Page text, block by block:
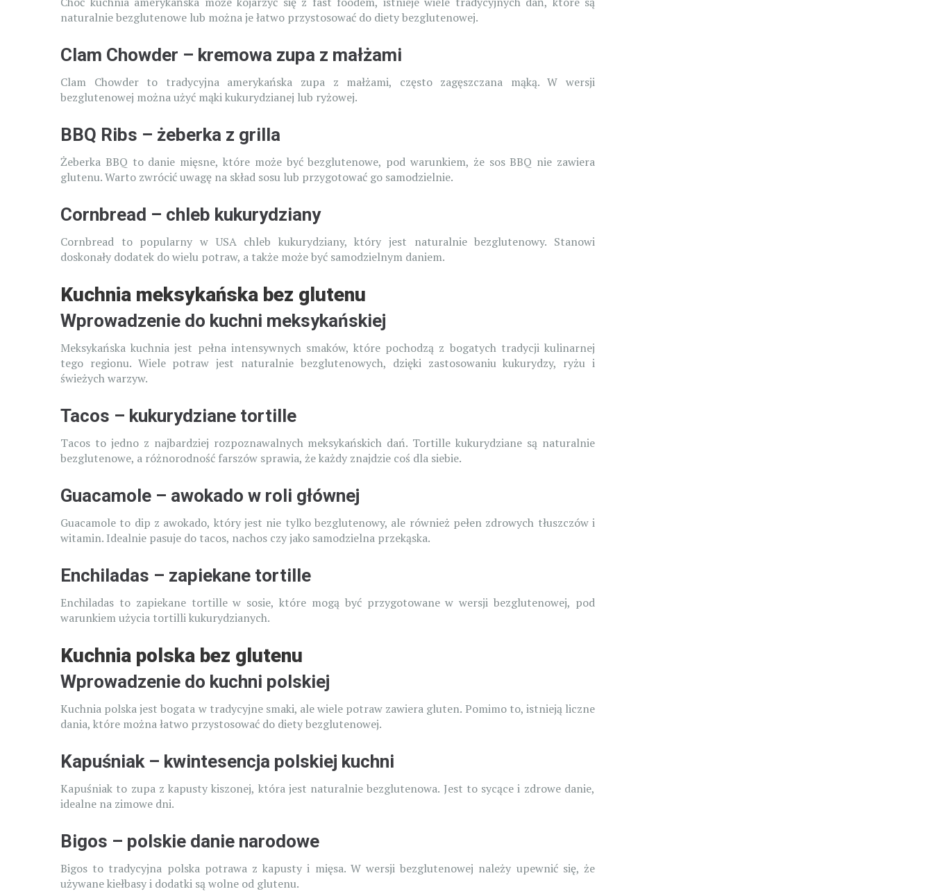
naturalnie bezglutenowe lub można je łatwo przystosować do diety bezglutenowej.
Clam Chowder – kremowa zupa z małżami
Clam Chowder to tradycyjna amerykańska zupa z małżami, często zagęszczana mąką. W wersji
bezglutenowej można użyć mąki kukurydzianej lub ryżowej.
BBQ Ribs – żeberka z grilla
Żeberka BBQ to danie mięsne, które może być bezglutenowe, pod warunkiem, że sos BBQ nie zawiera
glutenu. Warto zwrócić uwagę na skład sosu lub przygotować go samodzielnie.
Cornbread – chleb kukurydziany
Cornbread to popularny w USA chleb kukurydziany, który jest naturalnie bezglutenowy. Stanowi
doskonały dodatek do wielu potraw, a także może być samodzielnym daniem.
Kuchnia meksykańska bez glutenu
Wprowadzenie do kuchni meksykańskiej
Meksykańska kuchnia jest pełna intensywnych smaków, które pochodzą z bogatych tradycji kulinarnej
tego regionu. Wiele potraw jest naturalnie bezglutenowych, dzięki zastosowaniu kukurydzy, ryżu i
świeżych warzyw.
Tacos – kukurydziane tortille
Tacos to jedno z najbardziej rozpoznawalnych meksykańskich dań. Tortille kukurydziane są naturalnie
bezglutenowe, a różnorodność farszów sprawia, że każdy znajdzie coś dla siebie.
Guacamole – awokado w roli głównej
Guacamole to dip z awokado, który jest nie tylko bezglutenowy, ale również pełen zdrowych tłuszczów i
witamin. Idealnie pasuje do tacos, nachos czy jako samodzielna przekąska.
Enchiladas – zapiekane tortille
Enchiladas to zapiekane tortille w sosie, które mogą być przygotowane w wersji bezglutenowej, pod
warunkiem użycia tortilli kukurydzianych.
Kuchnia polska bez glutenu
Wprowadzenie do kuchni polskiej
Kuchnia polska jest bogata w tradycyjne smaki, ale wiele potraw zawiera gluten. Pomimo to, istnieją liczne
dania, które można łatwo przystosować do diety bezglutenowej.
Kapuśniak – kwintesencja polskiej kuchni
Kapuśniak to zupa z kapusty kiszonej, która jest naturalnie bezglutenowa. Jest to sycące i zdrowe danie,
idealne na zimowe dni.
Bigos – polskie danie narodowe
Bigos to tradycyjna polska potrawa z kapusty i mięsa. W wersji bezglutenowej należy upewnić się, że
używane kiełbasy i dodatki są wolne od glutenu.